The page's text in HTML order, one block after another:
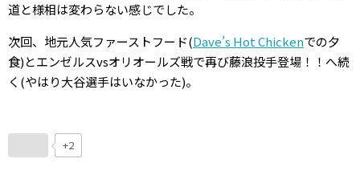
道と様相は変わらない感じでした。
次回、地元人気ファーストフード(Dave’s Hot Chickenでの夕
食)とエンゼルスvsオリオールズ戦で再び藤浪投手登場！！へ続
く(やはり大谷選手はいなかった)。
+2